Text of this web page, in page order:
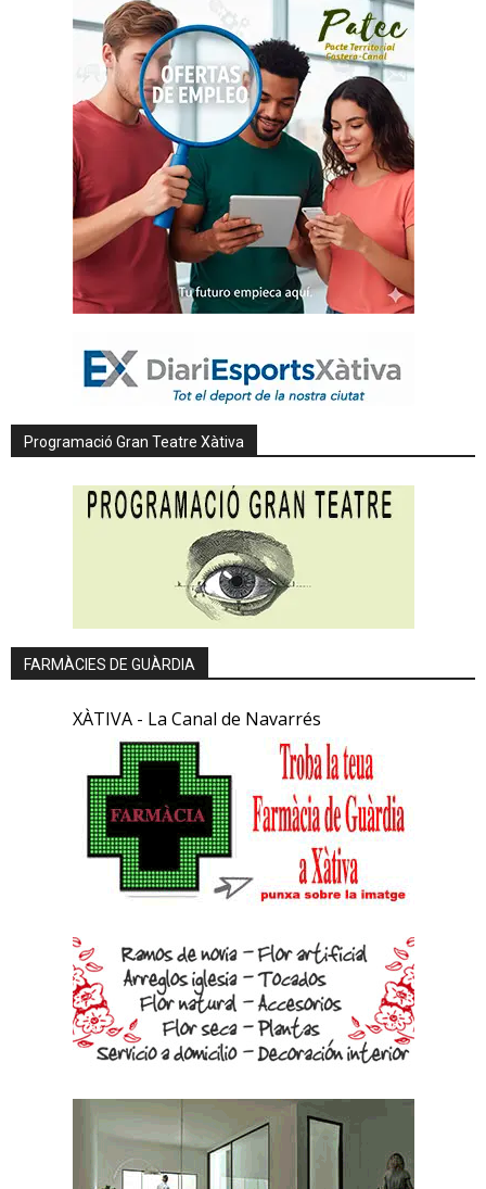
Programació Gran Teatre Xàtiva
FARMÀCIES DE GUÀRDIA
XÀTIVA - La Canal de Navarrés